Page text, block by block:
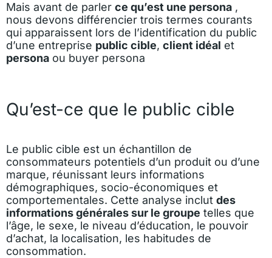
Mais avant de parler ce qu’est une persona ,
nous devons différencier trois termes courants
qui apparaissent lors de l’identification du public
d’une entreprise public cible, client idéal et
persona ou buyer persona
Qu’est-ce que le public cible
Le public cible est un échantillon de
consommateurs potentiels d’un produit ou d’une
marque, réunissant leurs informations
démographiques, socio-économiques et
comportementales. Cette analyse inclut des
informations générales sur le groupe telles que
l’âge, le sexe, le niveau d’éducation, le pouvoir
d’achat, la localisation, les habitudes de
consommation.